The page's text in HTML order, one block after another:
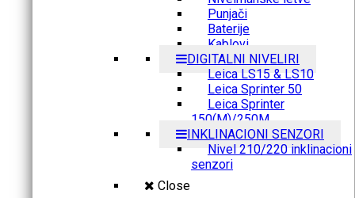
Punjači
Baterije
Kablovi
DIGITALNI NIVELIRI
Leica LS15 & LS10
Leica Sprinter 50
Leica Sprinter
150(M)/250M
INKLINACIONI SENZORI
Nivel 210/220 inklinacioni
senzori
Close